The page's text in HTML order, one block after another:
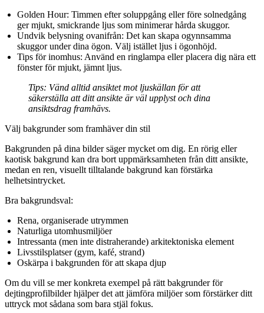
Golden Hour: Timmen efter soluppgång eller före solnedgång
ger mjukt, smickrande ljus som minimerar hårda skuggor.
Undvik belysning ovanifrån: Det kan skapa ogynnsamma
skuggor under dina ögon. Välj istället ljus i ögonhöjd.
Tips för inomhus: Använd en ringlampa eller placera dig nära ett
fönster för mjukt, jämnt ljus.
Tips: Vänd alltid ansiktet mot ljuskällan för att
säkerställa att ditt ansikte är väl upplyst och dina
ansiktsdrag framhävs.
Välj bakgrunder som framhäver din stil
Bakgrunden på dina bilder säger mycket om dig. En rörig eller
kaotisk bakgrund kan dra bort uppmärksamheten från ditt ansikte,
medan en ren, visuellt tilltalande bakgrund kan förstärka
helhetsintrycket.
Bra bakgrundsval:
Rena, organiserade utrymmen
Naturliga utomhusmiljöer
Intressanta (men inte distraherande) arkitektoniska element
Livsstilsplatser (gym, kafé, strand)
Oskärpa i bakgrunden för att skapa djup
Om du vill se mer konkreta exempel på rätt bakgrunder för
dejtingprofilbilder hjälper det att jämföra miljöer som förstärker ditt
uttryck mot sådana som bara stjäl fokus.